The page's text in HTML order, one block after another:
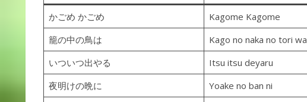
かごめ かごめ Kagome Kagome
籠の中の鳥は
Kago no naka no tori wa
いついつ出やる
Itsu itsu deyaru
夜明けの晩に
Yoake no ban ni